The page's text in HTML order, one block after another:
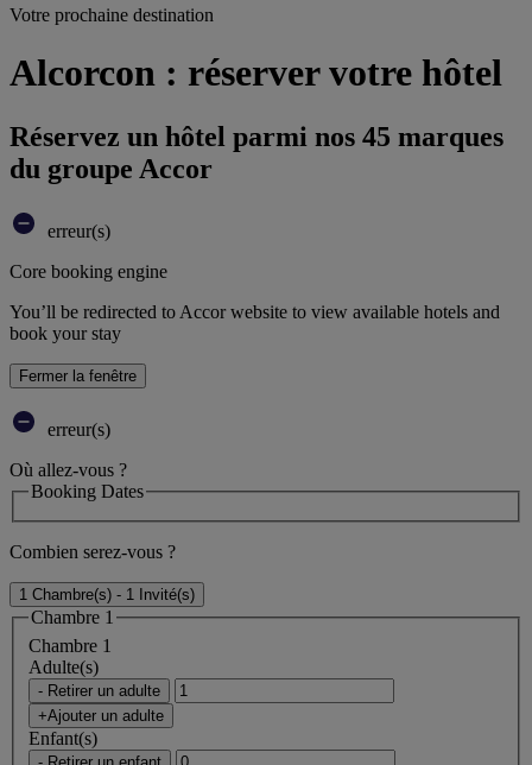
Votre prochaine destination
Alcorcon : réserver votre hôtel
Réservez un hôtel parmi nos 45 marques
du groupe Accor
erreur(s)
Core booking engine
You’ll be redirected to Accor website to view available hotels and
book your stay
Fermer la fenêtre
erreur(s)
Où allez-vous ?
Booking Dates
Combien serez-vous ?
1 Chambre(s) - 1 Invité(s)
Chambre 1
Chambre 1
Adulte(s)
- Retirer un adulte
+Ajouter un adulte
Enfant(s)